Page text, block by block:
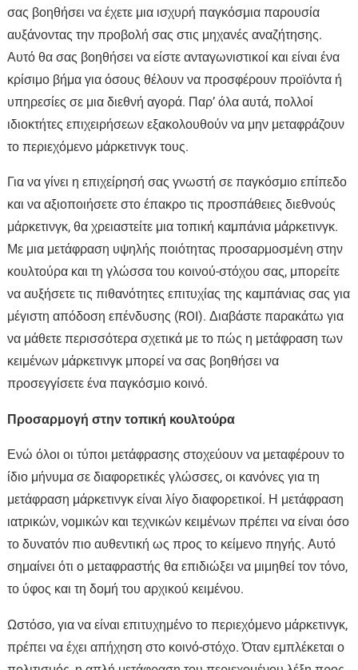
σας βοηθήσει να έχετε μια ισχυρή παγκόσμια παρουσία
αυξάνοντας την προβολή σας στις μηχανές αναζήτησης.
Αυτό θα σας βοηθήσει να είστε ανταγωνιστικοί και είναι ένα
κρίσιμο βήμα για όσους θέλουν να προσφέρουν προϊόντα ή
υπηρεσίες σε μια διεθνή αγορά. Παρ’ όλα αυτά, πολλοί
ιδιοκτήτες επιχειρήσεων εξακολουθούν να μην μεταφράζουν
το περιεχόμενο μάρκετινγκ τους.
Για να γίνει η επιχείρησή σας γνωστή σε παγκόσμιο επίπεδο
και να αξιοποιήσετε στο έπακρο τις προσπάθειες διεθνούς
μάρκετινγκ, θα χρειαστείτε μια τοπική καμπάνια μάρκετινγκ.
Με μια μετάφραση υψηλής ποιότητας προσαρμοσμένη στην
κουλτούρα και τη γλώσσα του κοινού-στόχου σας, μπορείτε
να αυξήσετε τις πιθανότητες επιτυχίας της καμπάνιας σας για
μέγιστη απόδοση επένδυσης (ROI). Διαβάστε παρακάτω για
να μάθετε περισσότερα σχετικά με το πώς η μετάφραση των
κειμένων μάρκετινγκ μπορεί να σας βοηθήσει να
προσεγγίσετε ένα παγκόσμιο κοινό.
Προσαρμογή στην τοπική κουλτούρα
Ενώ όλοι οι τύποι μετάφρασης στοχεύουν να μεταφέρουν το
ίδιο μήνυμα σε διαφορετικές γλώσσες, οι κανόνες για τη
μετάφραση μάρκετινγκ είναι λίγο διαφορετικοί. Η μετάφραση
ιατρικών, νομικών και τεχνικών κειμένων πρέπει να είναι όσο
το δυνατόν πιο αυθεντική ως προς το κείμενο πηγής. Αυτό
σημαίνει ότι ο μεταφραστής θα επιδιώξει να μιμηθεί τον τόνο,
το ύφος και τη δομή του αρχικού κειμένου.
Ωστόσο, για να είναι επιτυχημένο το περιεχόμενο μάρκετινγκ,
πρέπει να έχει απήχηση στο κοινό-στόχο. Όταν εμπλέκεται ο